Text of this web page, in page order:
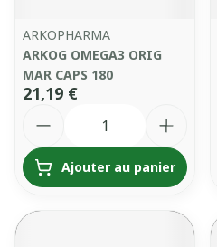
ARKOPHARMA
ARKOG OMEGA3 ORIG
MAR CAPS 180
21,19 €
Ajouter au panier